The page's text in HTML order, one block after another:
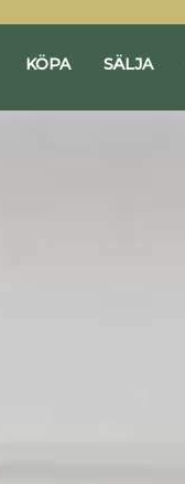
KÖPA SÄLJA